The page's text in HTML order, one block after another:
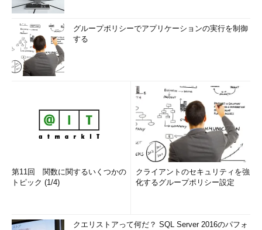
グループポリシーでアプリケーションの実行を制御
する
第11回 関数に関するいくつかの
トピック (1/4)
クライアントのセキュリティを強
化するグループポリシー設定
クエリストアって何だ？ SQL Server 2016のパフォ